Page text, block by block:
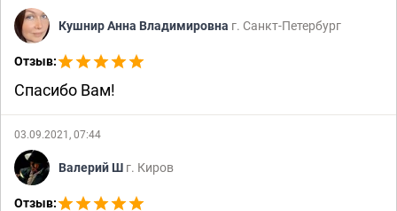
Кушнир Анна Владимировна г. Санкт-Петербург
Отзыв:
Спасибо Вам!
03.09.2021, 07:44
Валерий Ш г. Киров
Отзыв: